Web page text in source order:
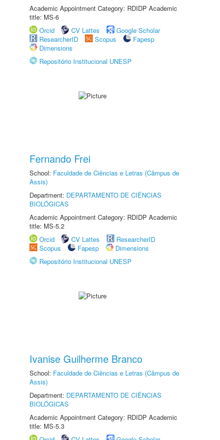
Academic Appointment Category: RDIDP Academic
title: MS-6
Orcid
CV Lattes
Google Scholar
ResearcherID
Scopus
Fapesp
Dimensions
Repositório Institucional UNESP
Fernando Frei
School: Faculdade de Ciências e Letras (Câmpus de
Assis)
Department: DEPARTAMENTO DE CIÊNCIAS
BIOLÓGICAS
Academic Appointment Category: RDIDP Academic
title: MS-5.2
Orcid
CV Lattes
ResearcherID
Scopus
Fapesp
Dimensions
Repositório Institucional UNESP
Ivanise Guilherme Branco
School: Faculdade de Ciências e Letras (Câmpus de
Assis)
Department: DEPARTAMENTO DE CIÊNCIAS
BIOLÓGICAS
Academic Appointment Category: RDIDP Academic
title: MS-5.3